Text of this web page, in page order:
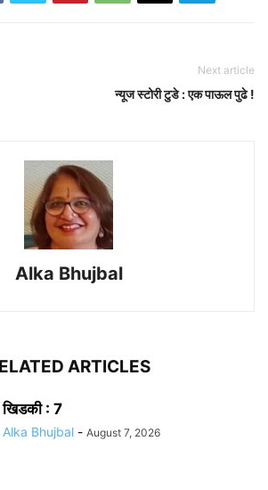
Next article
न्यूज स्टोरी टुडे : एक पाऊल पुढे !
Alka Bhujbal
ARTICLES
खिडकी : 7
Alka Bhujbal - August 7, 2026